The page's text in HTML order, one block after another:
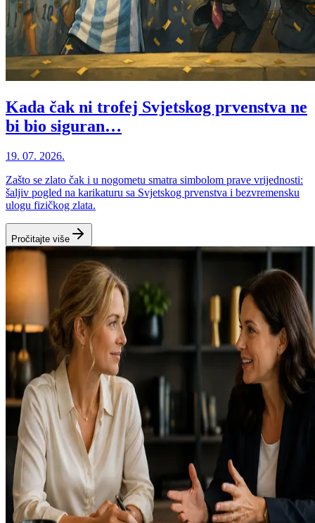
Kada čak ni trofej Svjetskog prvenstva ne
bi bio siguran…
19. 07. 2026.
Zašto se zlato čak i u nogometu smatra simbolom prave vrijednosti:
šaljiv pogled na karikaturu sa Svjetskog prvenstva i bezvremensku
ulogu fizičkog zlata.
Pročitajte više